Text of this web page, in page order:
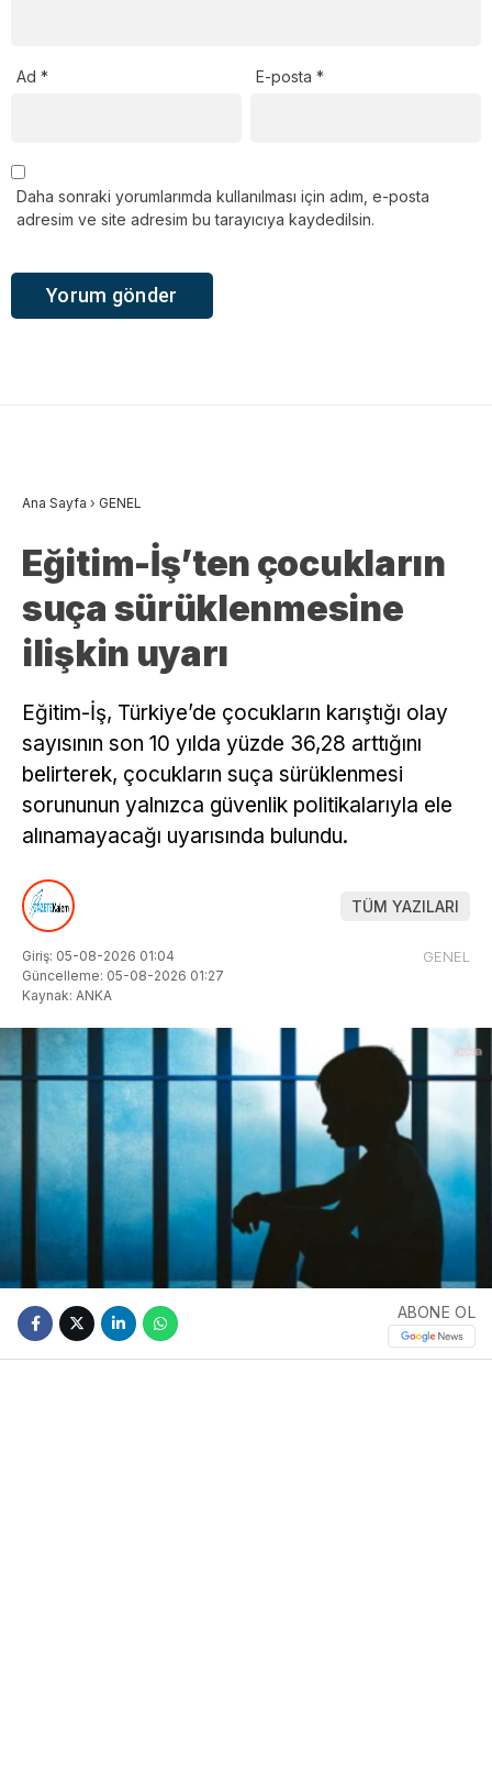
Ad * E-posta*
Daha sonraki yorumlarımda kullanılması için adım, e-posta
adresim ve site adresim bu tarayıcıya kaydedilsin.
Ana Sayfa › GENEL
Eğitim-İş’ten çocukların
suça sürüklenmesine
ilişkin uyarı
Eğitim-İş, Türkiye’de çocukların karıştığı olay
sayısının son 10 yılda yüzde 36,28 arttığını
belirterek, çocukların suça sürüklenmesi
sorununun yalnızca güvenlik politikalarıyla ele
alınamayacağı uyarısında bulundu.
TÜM YAZILARI
Giriş: 05-08-2026 01:04
Güncelleme: 05-08-2026 01:27
Kaynak: ANKA
GENEL
ABONE OL